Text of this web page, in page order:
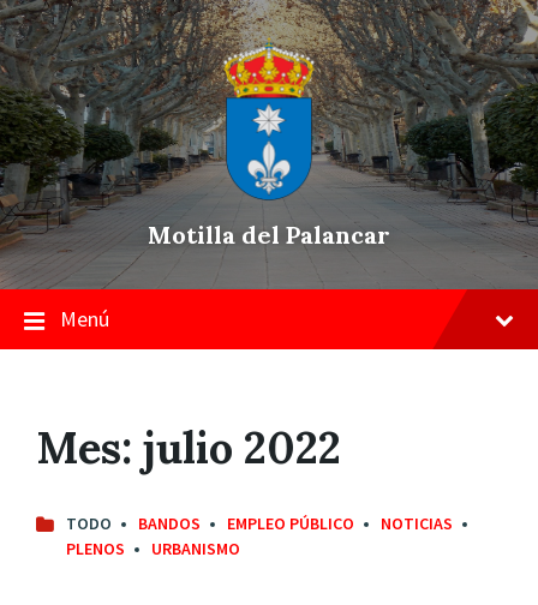
Skip
to
content
Saltar
a
la
navegación
principal
Saltar
a
pie
de
página
Motilla del Palancar
Menú
Mes: julio 2022
TODO BANDOS EMPLEO PÚBLICO
NOTICIAS
PLENOS
URBANISMO